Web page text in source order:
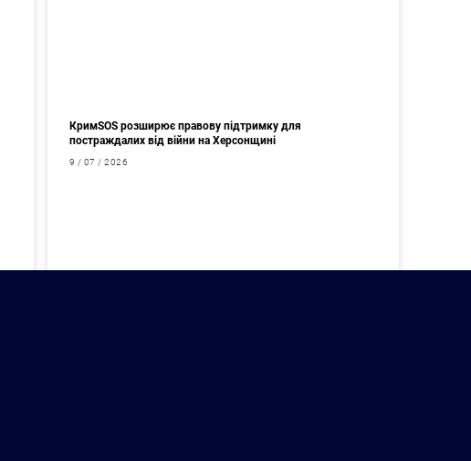
КримSOS розширює правову підтримку для
постраждалих від війни на Херсонщині
9 / 07 / 2026